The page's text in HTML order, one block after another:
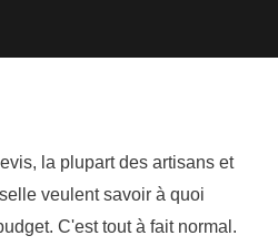
la plupart des artisans et
veulent savoir à quoi
C'est tout à fait normal.